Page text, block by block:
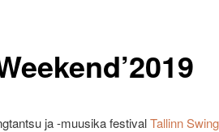
ja -muusika festivalTallinn Swing